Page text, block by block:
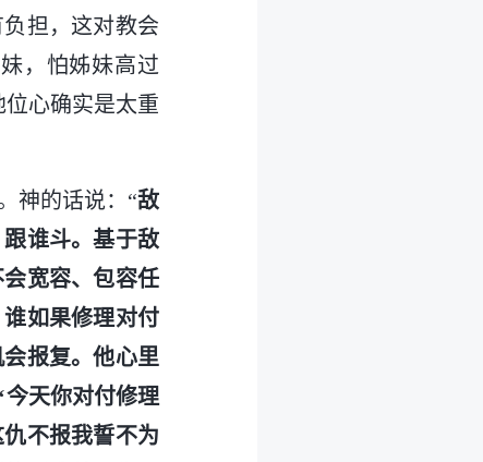
担，这对教会
，怕姊妹高过
心确实是太重
神的话说：“敌
谁斗。基于敌
宽容、包容任
如果修理对付
报复。他心里
天你对付修理
不报我誓不为